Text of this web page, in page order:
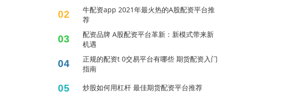
02
牛配资app 2021年最火热的A股配资平台推
荐
03
配资品牌 A股配资平台革新：新模式带来新
机遇
04
正规的配资t 0交易平台有哪些 期货配资入门
指南
05 炒股如何用杠杆 最佳期货配资平台推荐